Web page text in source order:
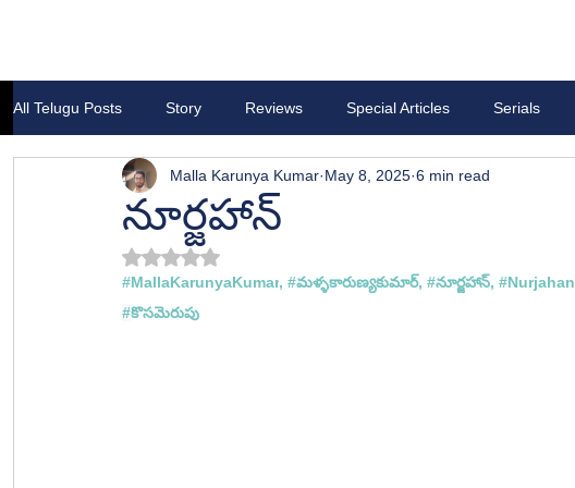
All Telugu Posts Story Reviews Special Articles Serials
నూర్జహాన్
Malla Karunya Kumar May 8, 2025 6 min read
Rated NaN out of 5 stars.
#MallaKarunyaKumar, #మళ్ళకారుణ్యకుమార్, #నూర్జహాన్, #Nurjahan
#కొసమెరుపు